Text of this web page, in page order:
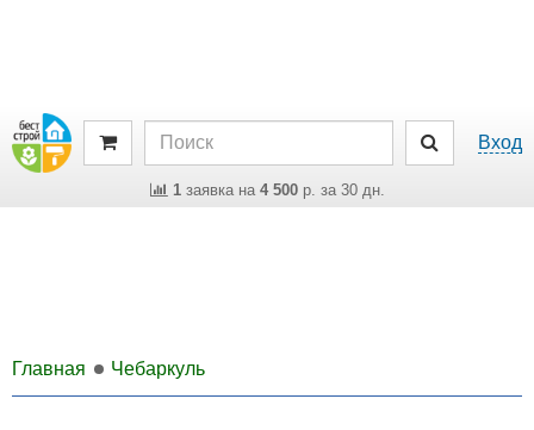
Вход
1заявка на 4 500р. за 30 дн.
Главная Чебаркуль